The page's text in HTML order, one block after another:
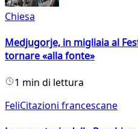
Chiesa
Medjugorje, in migliaia al
tornare «alla fonte»
1 min di lettura
FeliCitazioni francescane